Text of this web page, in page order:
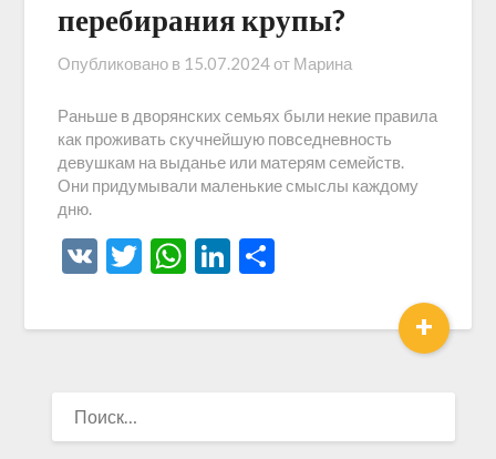
перебирания крупы?
Опубликовано в 15.07.2024от Марина
Раньше в дворянских семьях были некие правила
как проживать скучнейшую повседневность
девушкам на выданье или матерям семейств.
Они придумывали маленькие смыслы каждому
дню.
VK Twitter
WhatsApp
LinkedIn
+